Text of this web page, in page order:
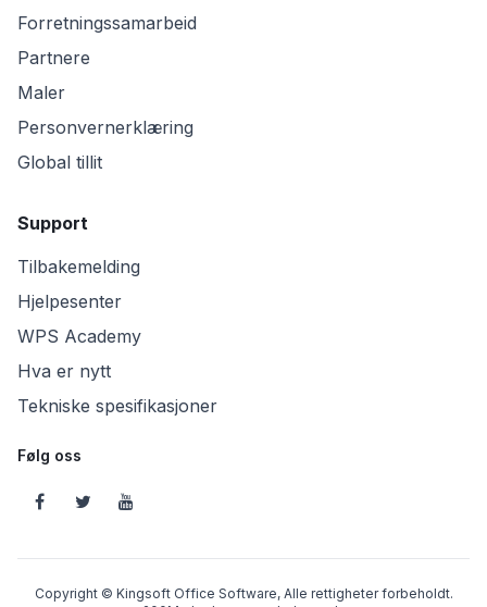
Forretningssamarbeid
Partnere
Maler
Personvernerklæring
Global tillit
Support
Tilbakemelding
Hjelpesenter
WPS Academy
Hva er nytt
Tekniske spesifikasjoner
Følg oss
Copyright © Kingsoft Office Software, Alle rettigheter forbeholdt.